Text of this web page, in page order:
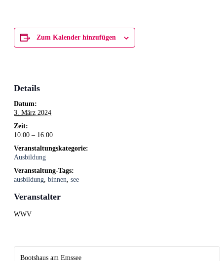
Zum Kalender hinzufügen
Details
Datum:
3. März 2024
Zeit:
10:00 – 16:00
Veranstaltungskategorie:
Ausbildung
Veranstaltung-Tags:
ausbildung, binnen, see
Veranstalter
WWV
Bootshaus am Emssee